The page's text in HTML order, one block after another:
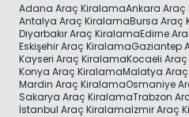
Adana Araç KiralamaAnkara
Antalya Araç KiralamaBursa Araç
Diyarbakır Araç KiralamaEdirne
Eskişehir Araç KiralamaGaziantep
Kayseri Araç KiralamaKocaeli
Konya Araç KiralamaMalatya
Mardin Araç KiralamaOsmaniye
Sakarya Araç KiralamaTrabzon
İstanbul Araç Kiralamaİzmir Araç